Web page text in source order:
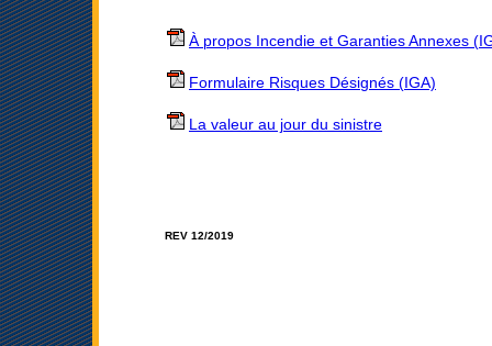
À propos Incendie et Garanties Annexes
Formulaire Risques Désignés (IGA)
La valeur au jour du sinistre
REV 12/2019